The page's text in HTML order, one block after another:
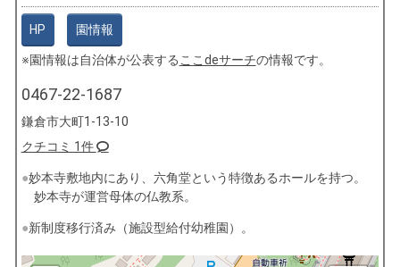
HP 園情報
園情報は自治体が公表するここdeサーチの情報です。
0467-22-1687
鎌倉市大町1-13-10
クチコミ 1件
妙本寺敷地内にあり、六角堂という特徴あるホールを持つ。
妙本寺が運営母体の仏教系。
新制度移行済み（施設型給付幼稚園）。